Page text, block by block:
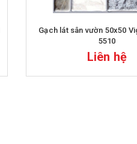
Gạch lát sân vườn 50x50
5510
Liên hệ